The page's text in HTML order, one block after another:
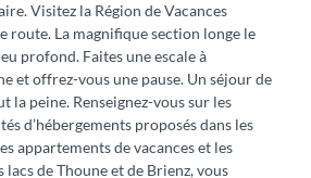
Visitez la Région de Vacances
route. La magnifique section longe le
profond. Faites une escale à
et offrez-vous une pause. Un séjour de
la peine. Renseignez-vous sur les
d’hébergements proposés dans les
appartements de vacances et les
de Thoune et de Brienz, vous